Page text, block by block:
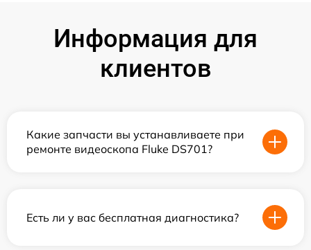
Информация для
клиентов
Какие запчасти вы устанавливаете при
ремонте видеоскопа Fluke DS701?
Есть ли у вас бесплатная диагностика?